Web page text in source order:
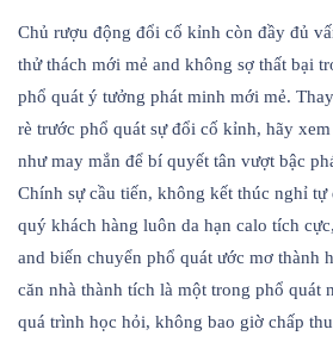
Chủ rượu động đổi cố kỉnh còn đầy đủ
thử thách mới mẻ and không sợ thất bại
phổ quát ý tưởng phát minh mới mẻ.
rè trước phổ quát sự đổi cố kỉnh, hãy
như may mắn để bí quyết tân vượt bậc
Chính sự cầu tiến, không kết thúc nghỉ
quý khách hàng luôn da hạn calo tích
and biến chuyển phổ quát ước mơ thành
căn nhà thành tích là một trong phổ quát
quá trình học hỏi, không bao giờ chấp